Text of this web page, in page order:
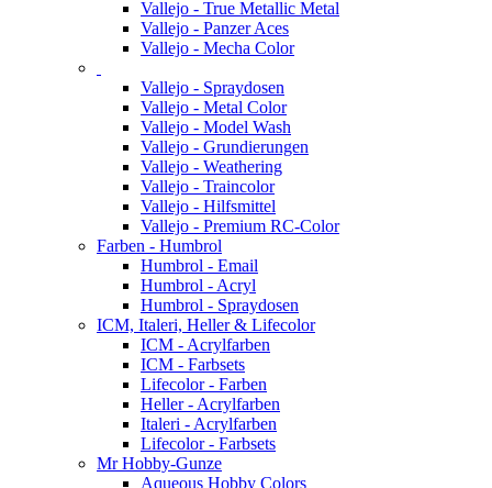
Vallejo - True Metallic Metal
Vallejo - Panzer Aces
Vallejo - Mecha Color
Vallejo - Spraydosen
Vallejo - Metal Color
Vallejo - Model Wash
Vallejo - Grundierungen
Vallejo - Weathering
Vallejo - Traincolor
Vallejo - Hilfsmittel
Vallejo - Premium RC-Color
Farben - Humbrol
Humbrol - Email
Humbrol - Acryl
Humbrol - Spraydosen
ICM, Italeri, Heller & Lifecolor
ICM - Acrylfarben
ICM - Farbsets
Lifecolor - Farben
Heller - Acrylfarben
Italeri - Acrylfarben
Lifecolor - Farbsets
Mr Hobby-Gunze
Aqueous Hobby Colors